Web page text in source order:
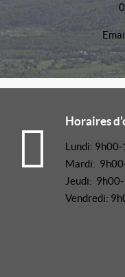
Horaires
Lundi:
Mardi:
Jeudi:
Vendredi: